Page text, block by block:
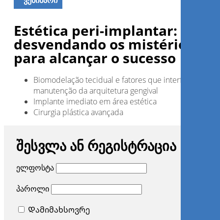
Estética peri-implantar:
desvendando os mistérios
para alcançar o sucesso
Biomodelação tecidual e fatores que interferem na
manutenção da arquitetura gengival
Implante imediato em área estética
Cirurgia plástica avançada
შესვლა ან რეგისტრაცია
ელფოსტა
პაროლი
Დამიმახსოვრე